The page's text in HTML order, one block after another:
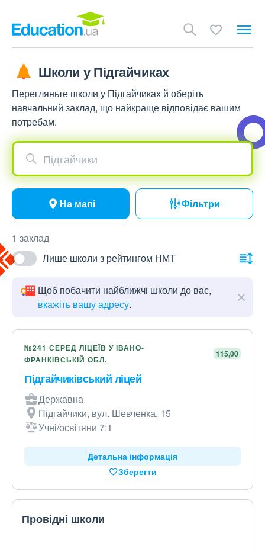
Школи у Підгайчиках
Перегляньте школи у Підгайчиках й оберіть
навчальний заклад, що найкраще відповідає вашим
потребам.
Підгайчики
На мапі Фільтри
1 заклад
Лише школи з рейтингом НМТ
Щоб побачити найближчі школи до вас,
вкажіть вашу адресу.
№241 СЕРЕД ЛІЦЕЇВ У ІВАНО-
ФРАНКІВСЬКІЙ ОБЛ.
115,00
Підгайчиківський ліцей
Державна
Підгайчики, вул. Шевченка, 15
Учні/освітяни 7:1
Детальна інформація
Зберегти
Провідні школи